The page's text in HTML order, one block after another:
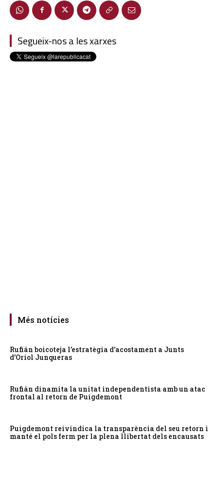
Segueix-nos a les xarxes
Més notícies
Rufián boicoteja l’estratègia d’acostament a Junts
d’Oriol Junqueras
Rufián dinamita la unitat independentista amb un atac
frontal al retorn de Puigdemont
Puigdemont reivindica la transparència del seu retorn i
manté el pols ferm per la plena llibertat dels encausats